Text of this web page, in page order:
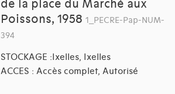
de la place du Marché aux
Poissons, 1958 1_PECRE-Pap-NUM-
394
STOCKAGE :Ixelles, Ixelles
ACCES : Accès complet, Autorisé